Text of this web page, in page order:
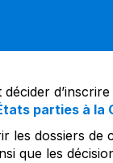
parties à la
les dossiers de
que les